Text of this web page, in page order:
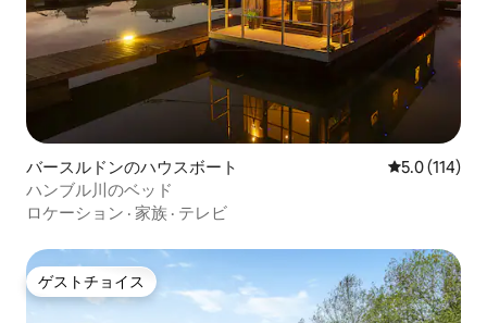
バースルドンのハウスボート レビュー114
5.0 (114)
ハンブル川のベッド
ロケーション · 家族 · テレビ
ゲストチョイス
ゲストチョイス